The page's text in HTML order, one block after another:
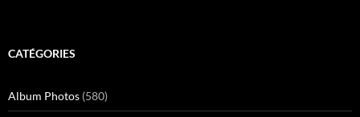
CATÉGORIES
Album Photos (580)